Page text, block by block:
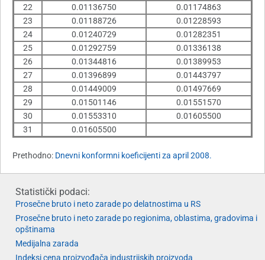
22
0.01136750
0.01174863
23
0.01188726
0.01228593
24
0.01240729
0.01282351
25
0.01292759
0.01336138
26
0.01344816
0.01389953
27
0.01396899
0.01443797
28
0.01449009
0.01497669
29
0.01501146
0.01551570
30
0.01553310
0.01605500
31
0.01605500
Prethodno: Dnevni konformni koeficijenti za april 2008.
Statistički podaci:
Prosečne bruto i neto zarade po delatnostima u RS
Prosečne bruto i neto zarade po regionima, oblastima, gradovima i
opštinama
Medijalna zarada
Indeksi cena proizvođača industrijskih proizvoda